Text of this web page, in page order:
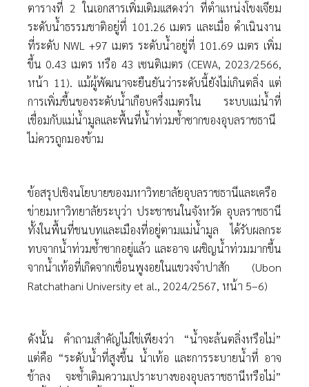
ตารางที่ 2 ในเอกสารเพิ่มเติมแสดงว่า ที่ตําแหน่งโขงเจียม
ระดับนํ้าธรรมชาติอยู่ที่ 101.26 เมตร และเมื่อ ดําเนินงาน
ที่ระดับ NWL +97 เมตร ระดับนํ้าอยู่ที่ 101.69 เมตร เพิ่ม
ขึ้น 0.43 เมตร หรือ 43 เซนติเมตร (CEWA, 2023/2566,
หน้า 11). แม้ผู้พัฒนาจะยืนยันว่าระดับนี้ยังไม่เกินตลิ่ง แต่
การเพิ่มขึ้นของระดับนํ้าเกือบครึ่งเมตรใน ระบบแม่นํ้าที่
เชื่อมกับแม่นํ้ามูลและพื้นที่นํ้าท่วมซํ้าซากของอุบลราชธานี
ไม่ควรถูกมองข้าม
ข้อสรุปเชิงนโยบายของมหาวิทยาลัยอุบลราชธานีและเครือ
ข่ายมหาวิทยาลัยระบุว่า ประชาชนในจังหวัด อุบลราชธานี
ทั้งในพื้นที่ชนบทและเมืองที่อยู่ตามแม่นํ้ามูล ได้รับผลกระ
ทบจากนํ้าท่วมซํ้าซากอยู่แล้ว และอาจ เผชิญนํ้าท่วมมากขึ้น
จากนํ้าเท้อที่เกิดจากเขื่อนพูงอยในแขวงจําปาสัก (Ubon
Ratchathani University et al., 2024/2567, หน้า 5–6)
ดังนั้น คําถามสําคัญไม่ใช่เพียงว่า “นํ้าจะล้นตลิ่งหรือไม่”
แต่คือ “ระดับนํ้าที่สูงขึ้น นํ้าเท้อ และการระบายนํ้าที่ อาจ
ช้าลง จะซํ้าเติมความเปราะบางของอุบลราชธานีหรือไม่”